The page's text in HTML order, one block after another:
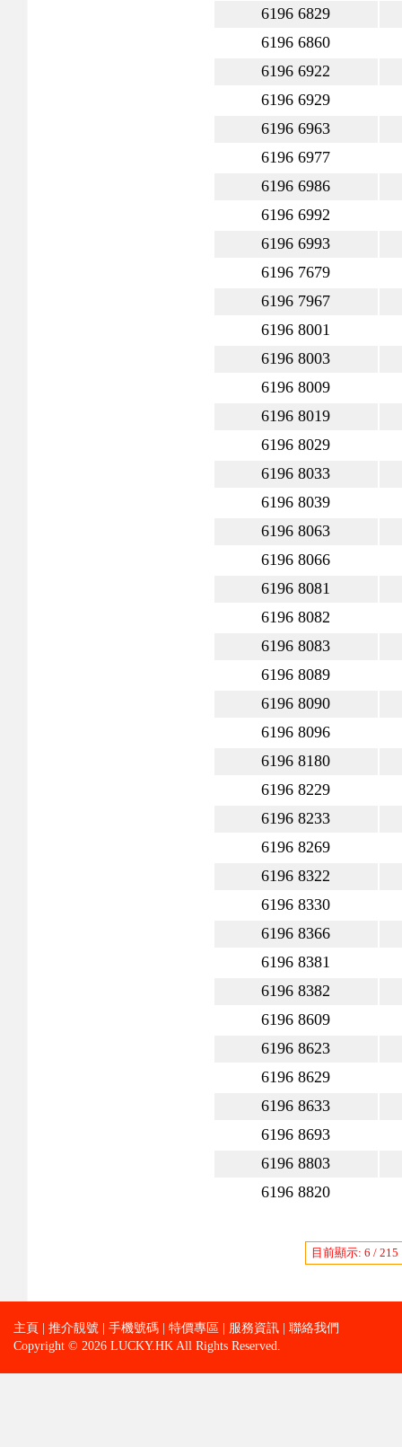
6196 6829
6196 6860
6196 6922
6196 6929
6196 6963
6196 6977
6196 6986
6196 6992
6196 6993
6196 7679
6196 7967
6196 8001
6196 8003
6196 8009
6196 8019
6196 8029
6196 8033
6196 8039
6196 8063
6196 8066
6196 8081
6196 8082
6196 8083
6196 8089
6196 8090
6196 8096
6196 8180
6196 8229
6196 8233
6196 8269
6196 8322
6196 8330
6196 8366
6196 8381
6196 8382
6196 8609
6196 8623
6196 8629
6196 8633
6196 8693
6196 8803
6196 8820
目前顯示: 6 / 215
主頁 推介靚號 手機號碼 特價專區 服務資訊
聯絡我們
Copyright © 2026 LUCKY.HK All Rights Reserved.